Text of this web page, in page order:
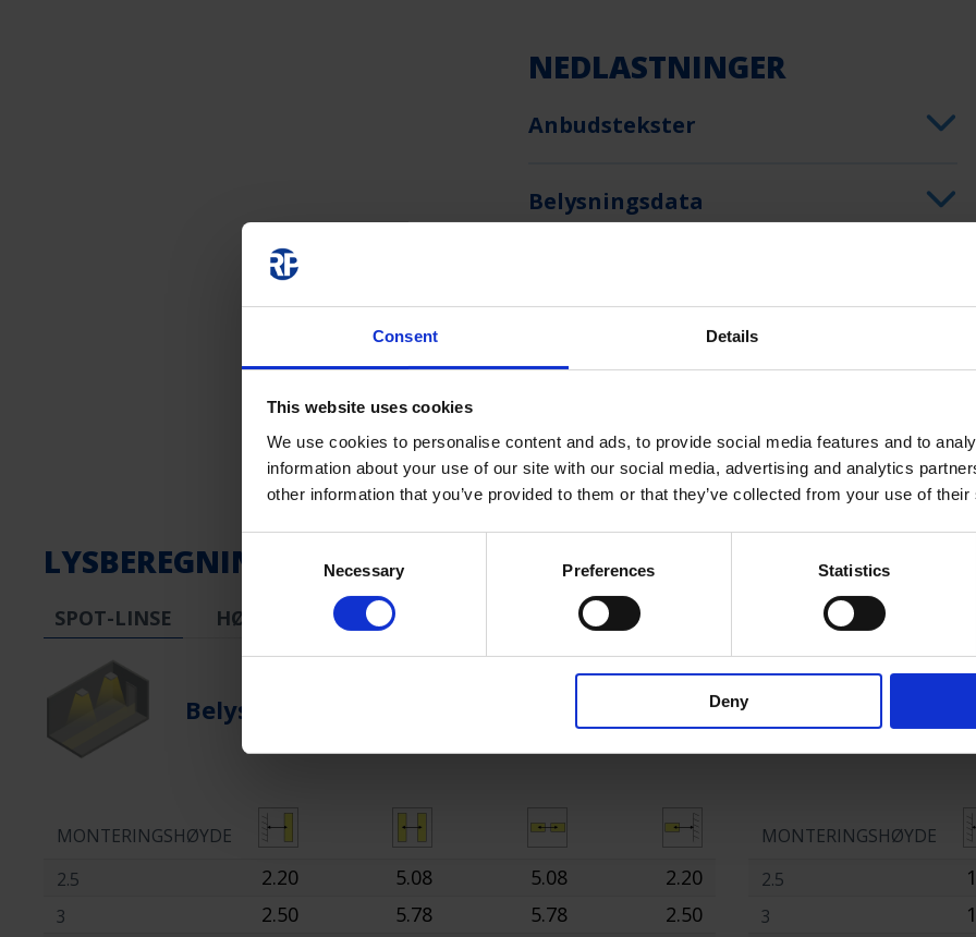
Consent Details
This website uses cookies
We use cookies to personalise content and ads, to provide social media features and to
information about your use of our site with our social media, advertising and analytics
other information that you’ve provided to them or that they’ve collected from your use of
Necessary Preferences Statistics
Deny
NEDLASTNINGER
Anbudstekster
Belysningsdata
LYSBEREGNING
SPOT-LINSE HØY LINSE STRÅLEOBJEKTIV KORRIDORLINSE RUND LINSE
Belysning Av Rømningsvei
MONTERINGSHØYDE
2.5
2.20 5.08 5.08 2.20
3 2.50 5.78 5.78 2.50
MONTERINGSHØYDE
2.5
3